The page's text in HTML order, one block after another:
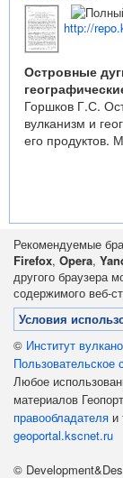
http://
Островные
Горшков Г.С.
вулканизм и
его продуктов.
Рекомендуемые
Firefox, Opera,
другого браузера
содержимого веб-
Условия
© Институт
Пользовательское
Любое
материалов
правообладателя и
geoportal.kscnet.ru
©